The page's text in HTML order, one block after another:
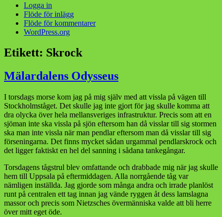
Logga in
Flöde för inlägg
Flöde för kommentarer
WordPress.org
Etikett: Skrock
Mälardalens Odysseus
I torsdags morse kom jag på mig själv med att vissla på vägen till
Stockholmståget. Det skulle jag inte gjort för jag skulle komma att
dra olycka över hela mellansveriges infrastruktur. Precis som att en
sjöman inte ska vissla på sjön eftersom han då visslar till sig stormen
ska man inte vissla när man pendlar eftersom man då visslar till sig
förseningarna. Det finns mycket sådan urgammal pendlarskrock och
det ligger faktiskt en hel del sanning i sådana tankegångar.
Torsdagens tågstrul blev omfattande och drabbade mig när jag skulle
hem till Uppsala på eftermiddagen. Alla norrgående tåg var
nämligen inställda. Jag gjorde som många andra och irrade planlöst
runt på centralen ett tag innan jag vände ryggen åt dess lamslagna
massor och precis som Nietzsches övermänniska valde att bli herre
över mitt eget öde.